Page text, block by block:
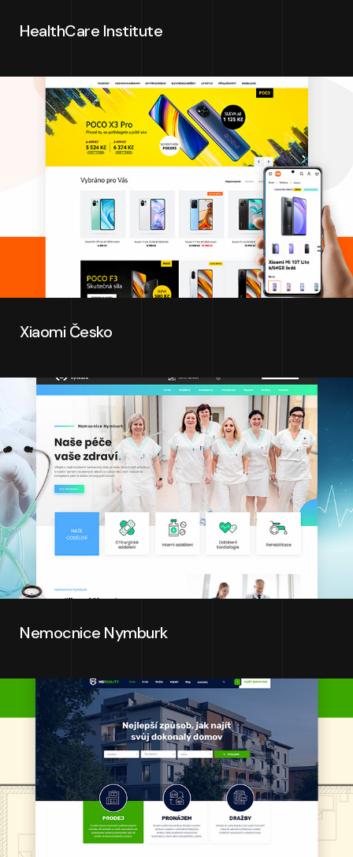
HealthCare Institute
Xiaomi Česko
Nemocnice Nymburk